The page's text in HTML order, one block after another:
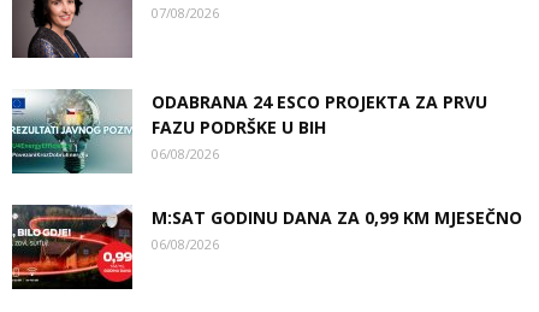
07/08/2026
ODABRANA 24 ESCO PROJEKTA ZA PRVU
FAZU PODRŠKE U BIH
06/08/2026
M:SAT GODINU DANA ZA 0,99 KM MJESEČNO
06/08/2026